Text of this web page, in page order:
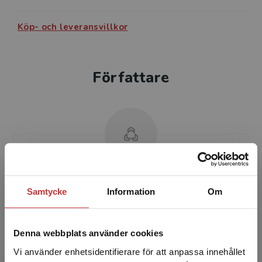
Samtycke Information Om
Denna webbplats använder cookies
Vi använder enhetsidentifierare för att anpassa innehållet
Köp- och leveransvillkor
Författare
Ola Nylander
Ola Nylander är professor på Chalmers, ­
ämnet bostadens ­arkitektur. Nylander
disputerade 1998 med av...